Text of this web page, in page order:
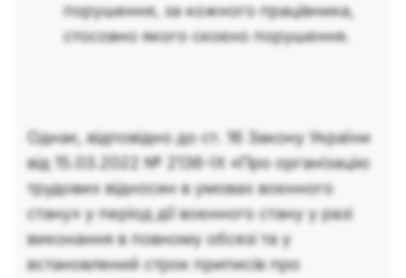
порушення, за кожного працівника,
стосовно якого скоєно порушення.
Однак, відповідно до ст. 16 Закону України
від 15.03.2022 № 2136-IX «Про організацію
трудових відносин в умовах воєнного
стану» у період дії воєнного стану у разі
виконання в повному обсязі та у
встановлений строк приписів про